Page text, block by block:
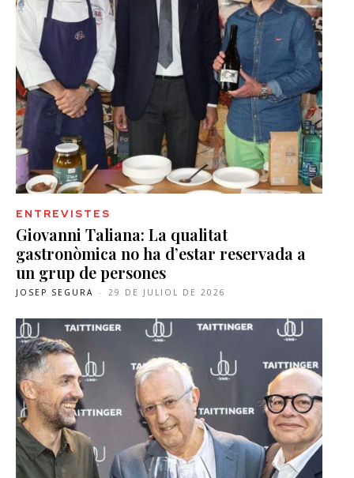
ENTREVISTES
Giovanni Taliana: La qualitat
gastronòmica no ha d’estar reservada a
un grup de persones
JOSEP SEGURA - 29 DE JULIOL DE 2026